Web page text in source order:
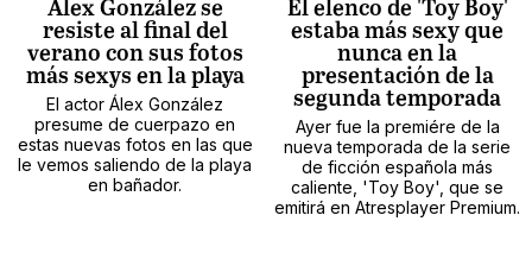
Álex González se
resiste al final del
verano con sus fotos
más sexys en la playa
El actor Álex González
presume de cuerpazo en
estas nuevas fotos en las que
le vemos saliendo de la playa
en bañador.
El elenco de 'Toy Boy'
estaba más sexy que
nunca en la
presentación de la
segunda temporada
Ayer fue la premiére de la
nueva temporada de la serie
de ficción española más
caliente, 'Toy Boy', que se
emitirá en Atresplayer Premium.